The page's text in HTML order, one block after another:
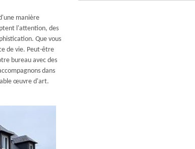
manière
l'attention, des
Que vous
de vie. Peut-être
bureau avec des
dans
œuvre d'art.